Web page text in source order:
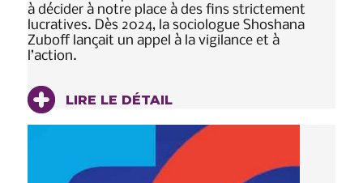
à décider à notre place à des fins strictement
lucratives. Dès 2024, la sociologue Shoshana
Zuboff lançait un appel à la vigilance et à
l’action.
LIRE LE DÉTAIL